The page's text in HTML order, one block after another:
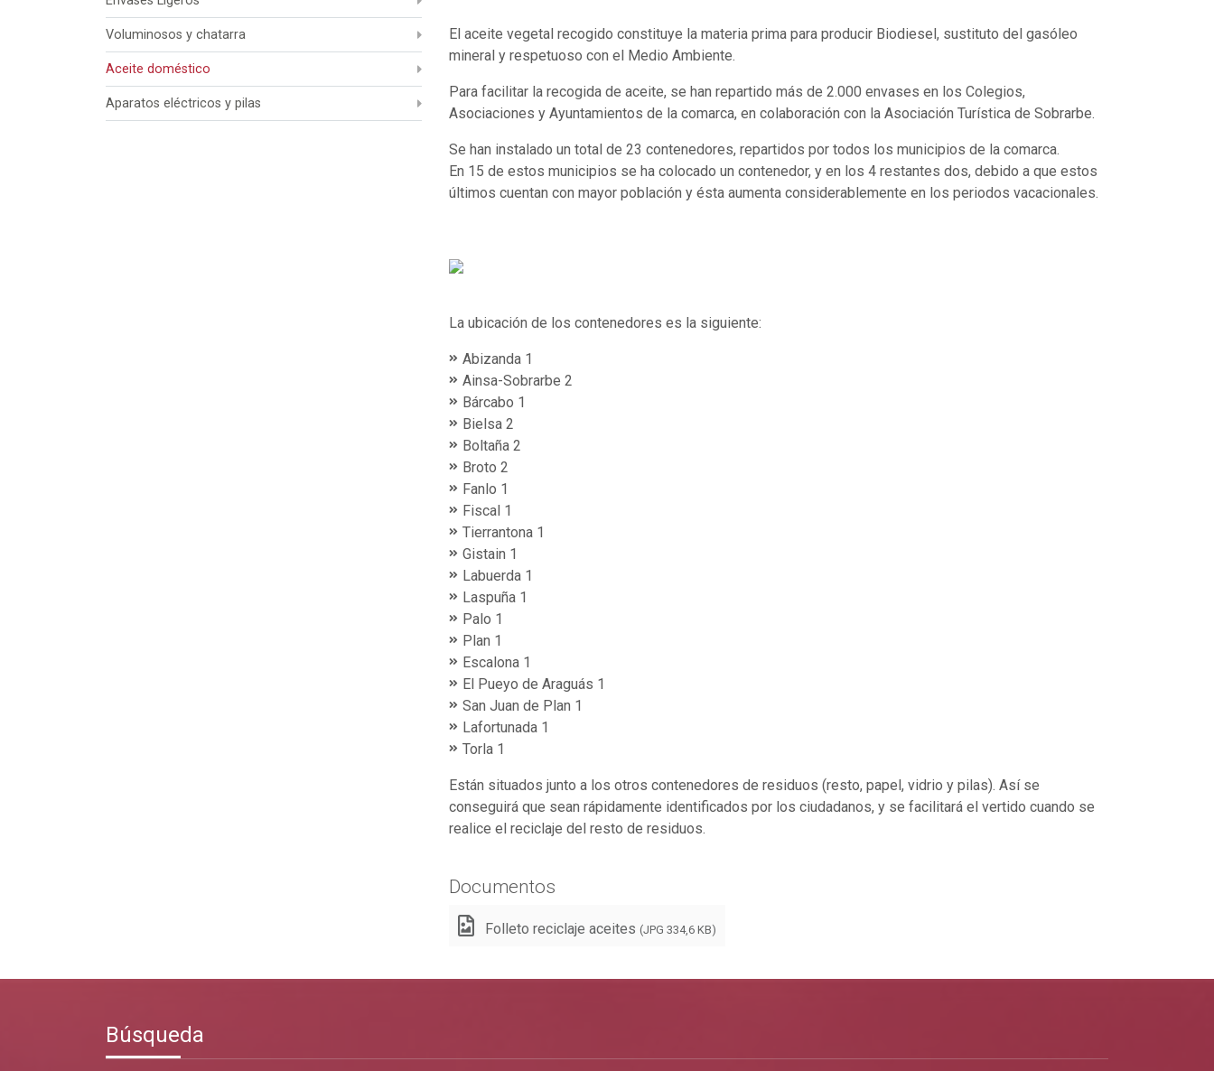
Voluminosos y chatarra
Aceite doméstico
Aparatos eléctricos y pilas
El aceite vegetal recogido constituye la materia prima para producir Biodiesel, sustituto del gasóleo
mineral y respetuoso con el Medio Ambiente.
Para facilitar la recogida de aceite, se han repartido más de 2.000 envases en los Colegios,
Asociaciones y Ayuntamientos de la comarca, en colaboración con la Asociación Turística de Sobrarbe.
Se han instalado un total de 23 contenedores, repartidos por todos los municipios de la comarca.
En 15 de estos municipios se ha colocado un contenedor, y en los 4 restantes dos, debido a que estos
últimos cuentan con mayor población y ésta aumenta considerablemente en los periodos vacacionales.
La ubicación de los contenedores es la siguiente:
Abizanda 1
Ainsa-Sobrarbe 2
Bárcabo 1
Bielsa 2
Boltaña 2
Broto 2
Fanlo 1
Fiscal 1
Tierrantona 1
Gistain 1
Labuerda 1
Laspuña 1
Palo 1
Plan 1
Escalona 1
El Pueyo de Araguás 1
San Juan de Plan 1
Lafortunada 1
Torla 1
Están situados junto a los otros contenedores de residuos (resto, papel, vidrio y pilas). Así se
conseguirá que sean rápidamente identificados por los ciudadanos, y se facilitará el vertido cuando se
realice el reciclaje del resto de residuos.
Documentos
Folleto reciclaje aceites (JPG 334,6 KB)
Búsqueda